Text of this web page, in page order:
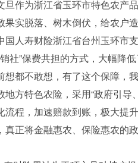
作为浙江省玉环市特色农产
实脱落、树木倒伏，给农户造
国人寿财险浙江省台州玉环市
社”保费共担的方式，大幅降
都不敢想，有了这个保障，
方特色农险，采用“政府引
流程，加速赔款到账，极大提
正将金融惠农、保险惠农的